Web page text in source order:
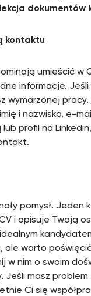
dokumentów
kontaktu
umieścić w
informacje.
wymarzonej
i nazwisko, e-
profil na
pomysł. Jeden
i opisuje Twoją
warto
w nim o swoim
masz problem
Ci się